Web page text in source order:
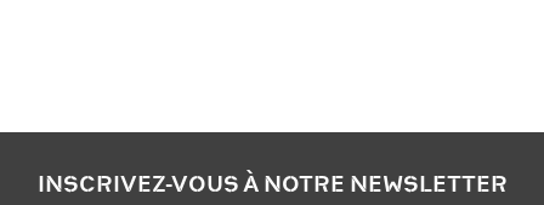
INSCRIVEZ-VOUS À NOTRE NEWSLETTER